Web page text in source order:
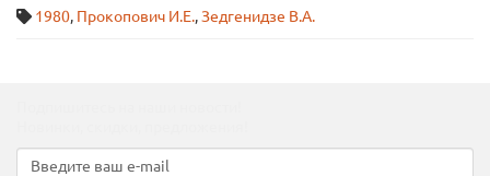
1980, Прокопович И.Е.,Зедгенидзе В.А.